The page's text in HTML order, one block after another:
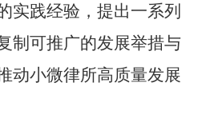
实践经验，提出一系列
制可推广的发展举措与
动小微律所高质量发展